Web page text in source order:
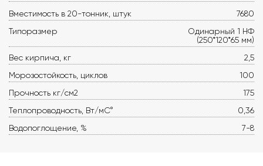
Вместимость в 20-тонник, штук
7680
Типоразмер
Одинарный 1 НФ
(250*120*65 мм)
Вес кирпича, кг
2,5
Морозостойкость, циклов
100
Прочность кг/см2
175
Теплопроводность, Вт/мС°
0,36
Водопоглощение, %
7-8